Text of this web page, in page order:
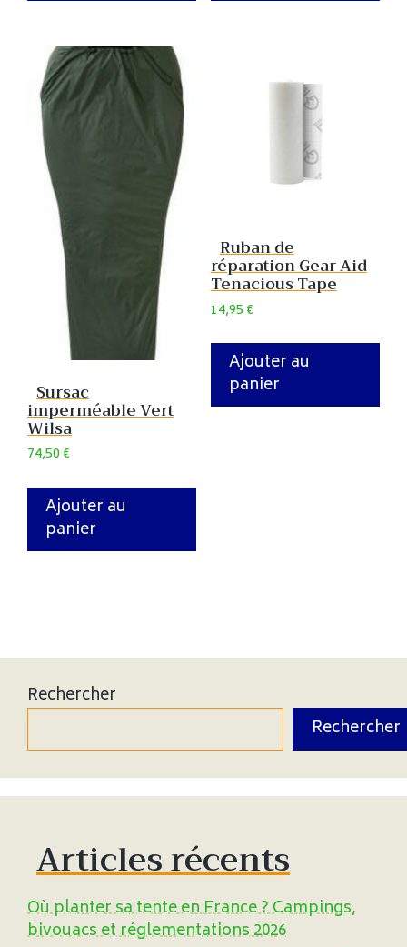
Sursac
imperméable Vert
Wilsa
74,50€
Ajouter au
panier
Ruban de
réparation Gear Aid
Tenacious Tape
14,95€
Ajouter au
panier
Rechercher
Rechercher
Articles récents
Où planter sa tente en France ? Campings,
bivouacs et réglementations 2026